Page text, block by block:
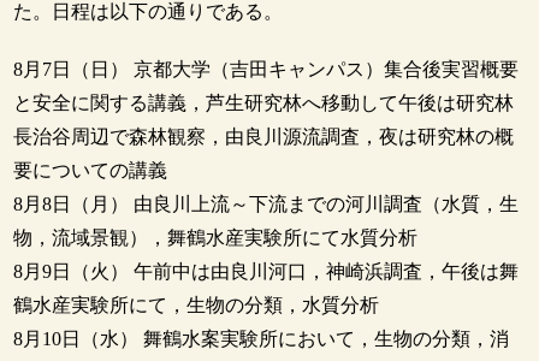
た。日程は以下の通りである。
8月7日（日） 京都大学（吉田キャンパス）集合後実習概要
と安全に関する講義，芦生研究林へ移動して午後は研究林
長治谷周辺で森林観察，由良川源流調査，夜は研究林の概
要についての講義
8月8日（月） 由良川上流～下流までの河川調査（水質，生
物，流域景観），舞鶴水産実験所にて水質分析
8月9日（火） 午前中は由良川河口，神崎浜調査，午後は舞
鶴水産実験所にて，生物の分類，水質分析
8月10日（水） 舞鶴水案実験所において，生物の分類，消